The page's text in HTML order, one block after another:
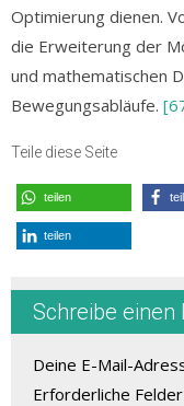
Optimierung dienen.
die Erweiterung der
und mathematischen
Bewegungsabläufe.
Teile diese Seite
teilen
teilen
Schreibe
Deine E-Mail-
Erforderliche